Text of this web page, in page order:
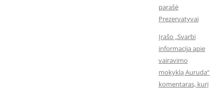
parašė
Prezervatyvai
Įrašo „Svarbi
informacija apie
vairavimo
mokyklą Auruda“
komentaras, kurį